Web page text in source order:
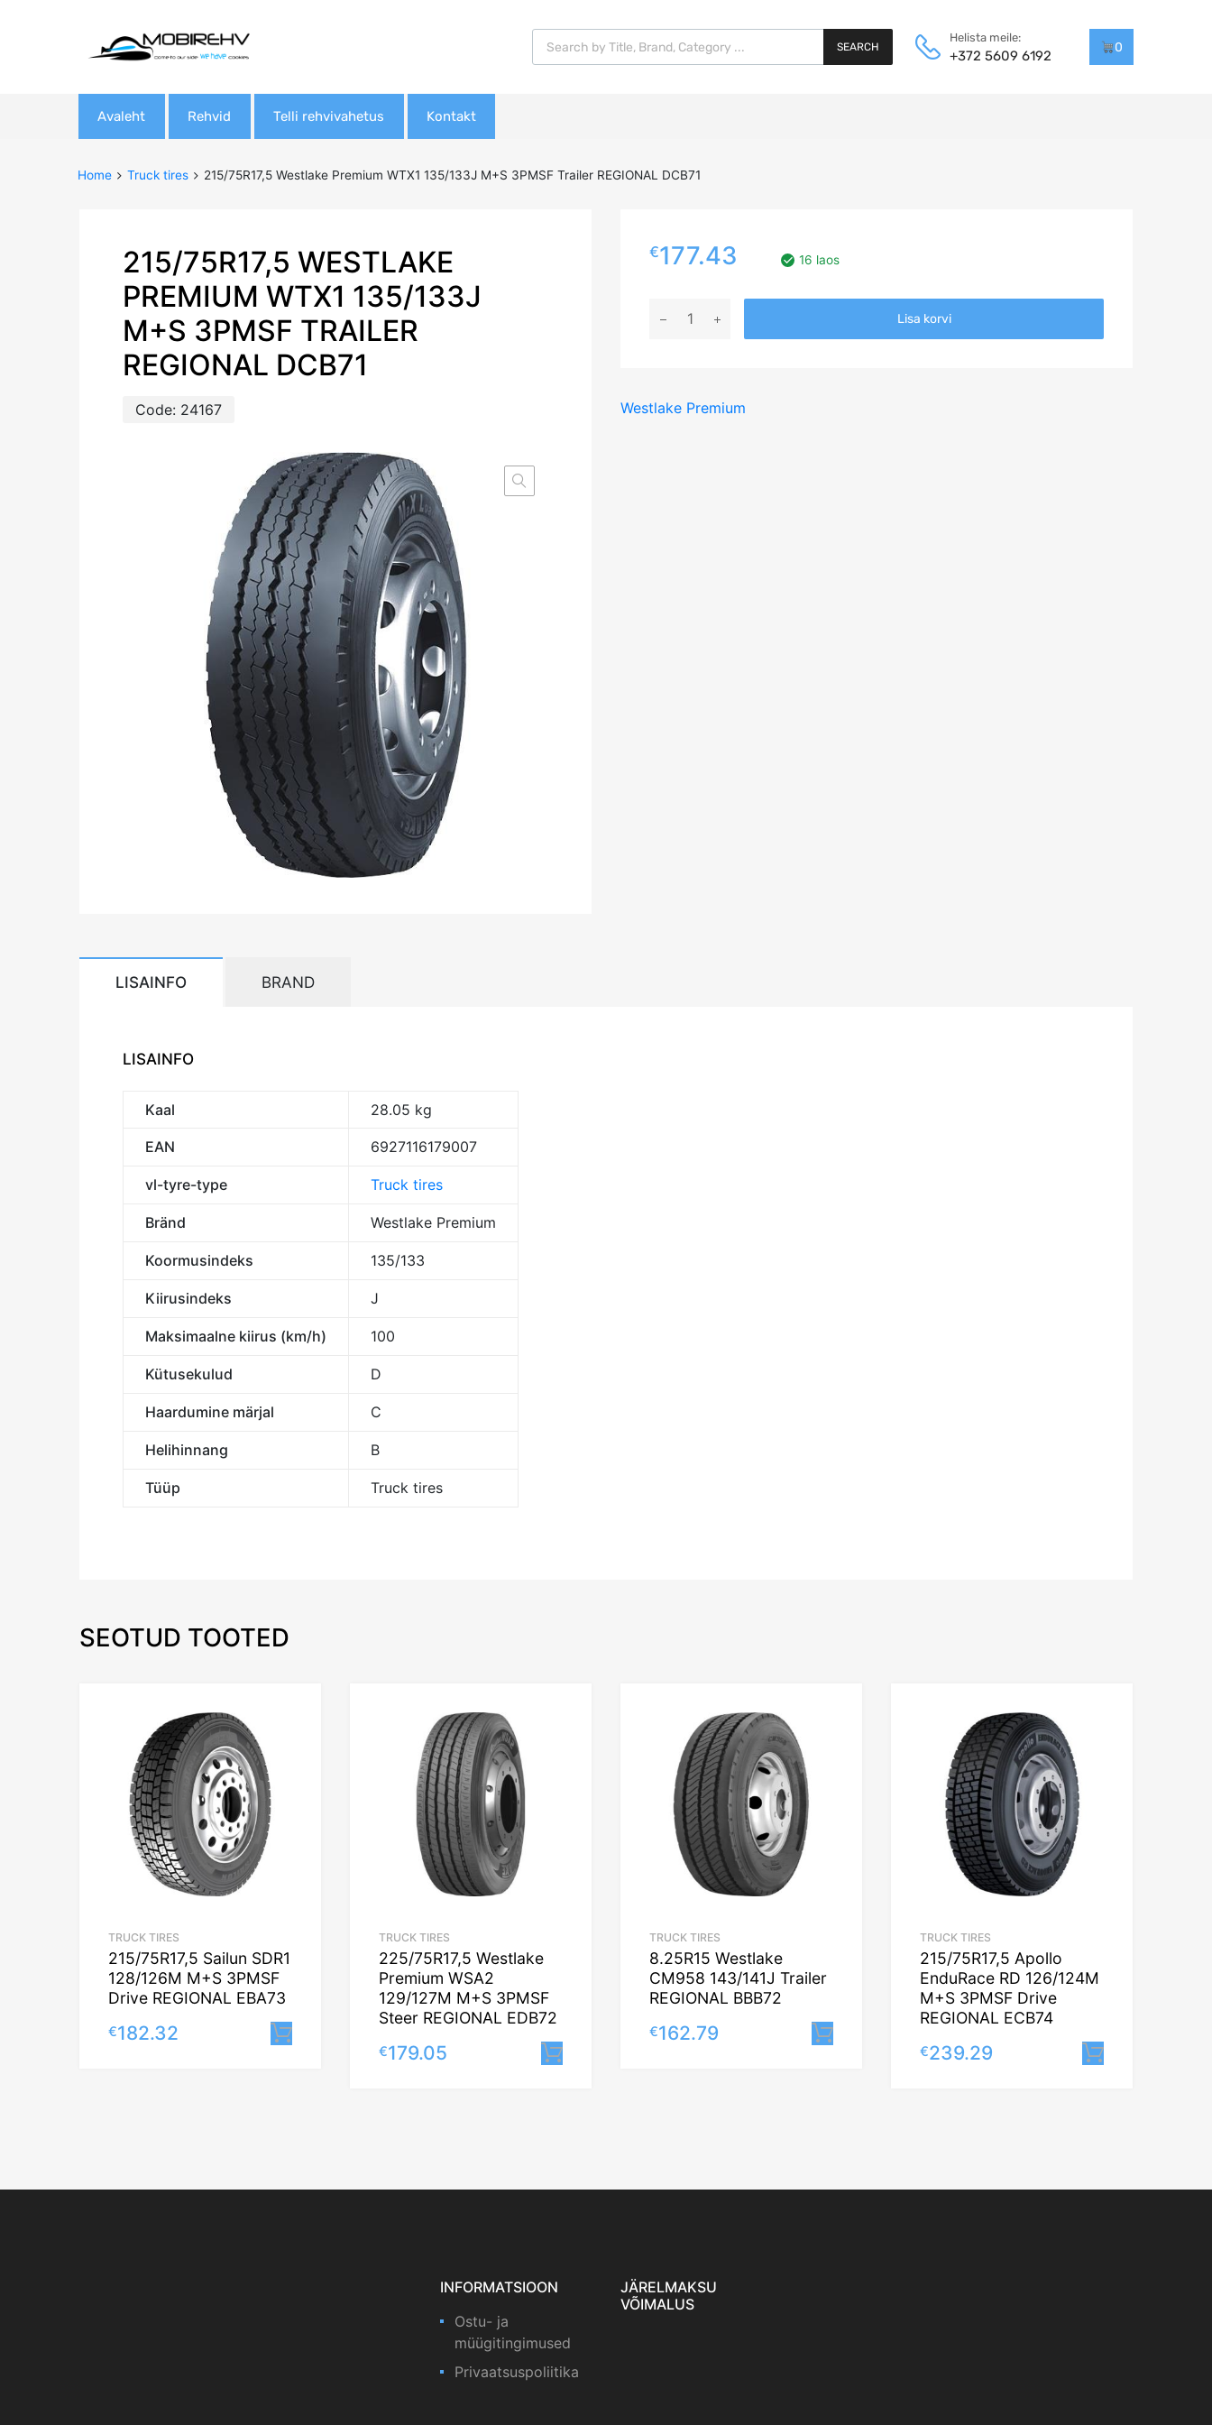
Products search
SEARCH
Helista meile:
+372 5609 6192
0
Avaleht Rehvid Telli rehvivahetus Kontakt
Home Truck tires 215/75R17,5 Westlake Premium WTX1 135/133J M+S 3PMSF Trailer REGIONAL DCB71
215/75R17,5 WESTLAKE
PREMIUM WTX1 135/133J
M+S 3PMSF TRAILER
REGIONAL DCB71
Code: 24167
€177.43 16 laos
Westlake
M+S
Lisa korvi
Westlake Premium
LISAINFO BRAND
LISAINFO
Kaal 28.05 kg
EAN 6927116179007
vl-tyre-type Truck tires
Bränd Westlake Premium
Koormusindeks 135/133
Kiirusindeks J
Maksimaalne kiirus (km/h) 100
Kütusekulud D
Haardumine märjal C
Helihinnang B
Tüüp Truck tires
SEOTUD TOOTED
TRUCK TIRES
215/75R17,5 Sailun SDR1
128/126M M+S 3PMSF
Drive REGIONAL EBA73
€182.32
TRUCK TIRES
225/75R17,5 Westlake
Premium WSA2
129/127M M+S 3PMSF
Steer REGIONAL EDB72
€179.05
TRUCK TIRES
8.25R15 Westlake
CM958 143/141J Trailer
REGIONAL BBB72
€162.79
TRUCK TIRES
215/75R17,5 Apollo
EnduRace RD 126/124M
M+S 3PMSF Drive
REGIONAL ECB74
€239.29
INFORMATSIOON
Ostu- ja
müügitingimused
Privaatsuspoliitika
JÄRELMAKSU
VÕIMALUS